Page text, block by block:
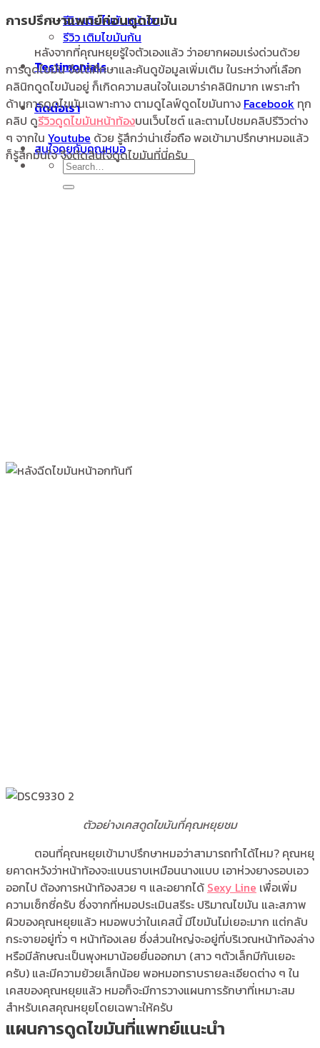
รีวิว เติมไขมันหน้าอก
รีวิว เติมไขมันก้น
Testimonials
ติดต่อเรา
สนใจคุยกับคุณหมอ
การปรึกษาแพทย์ก่อนดูดไขมัน
หลังจากที่คุณหยุยรู้ใจตัวเองแล้ว ว่าอยากผอมเร่งด่วนด้วย
การดูดไขมัน จึงได้ศึกษาและค้นดูข้อมูลเพิ่มเติม ในระหว่างที่เลือก
คลินิกดูดไขมันอยู่ ก็เกิดความสนใจในเอมาร่าคลินิกมาก เพราะทำ
ด้านการดูดไขมันเฉพาะทาง ตามดูไลฟ์ดูดไขมันทาง Facebook ทุก
คลิป ดูรีวิวดูดไขมันหน้าท้องบนเว็บไซต์ และตามไปชมคลิปรีวิวต่าง
ๆ จากใน Youtube ด้วย รู้สึกว่าน่าเชื่อถือ พอเข้ามาปรึกษาหมอแล้ว
ก็รู้สึกมั่นใจ จึงตัดสินใจดูดไขมันที่นี่ครับ
ตัวอย่างเคสดูดไขมันที่คุณหยุยชม
ตอนที่คุณหยุยเข้ามาปรึกษาหมอว่าสามารถทำได้ไหม? คุณหยุ
ยคาดหวังว่าหน้าท้องจะแบนราบเหมือนนางแบบ เอาห่วงยางรอบเอว
ออกไป ต้องการหน้าท้องสวย ๆ และอยากได้ Sexy Line เพื่อเพิ่ม
ความเซ็กซี่ครับ ซึ่งจากที่หมอประเมินสรีระ ปริมาณไขมัน และสภาพ
ผิวของคุณหยุยแล้ว หมอพบว่าในเคสนี้ มีไขมันไม่เยอะมาก แต่กลับ
กระจายอยู่ทั่ว ๆ หน้าท้องเลย ซึ่งส่วนใหญ่จะอยู่ที่บริเวณหน้าท้องล่าง
หรือมีลักษณะเป็นพุงหมาน้อยยื่นออกมา (สาว ๆตัวเล็กมีกันเยอะ
ครับ) และมีความย้วยเล็กน้อย พอหมอทราบรายละเอียดต่าง ๆ ใน
เคสของคุณหยุยแล้ว หมอก็จะมีการวางแผนการรักษาที่เหมาะสม
สำหรับเคสคุณหยุยโดยเฉพาะให้ครับ
แผนการดูดไขมันที่แพทย์แนะนำ